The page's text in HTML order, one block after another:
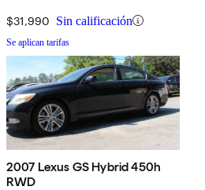
$31,990 Sin calificación
Se aplican tarifas
2007 Lexus GS Hybrid 450h
RWD